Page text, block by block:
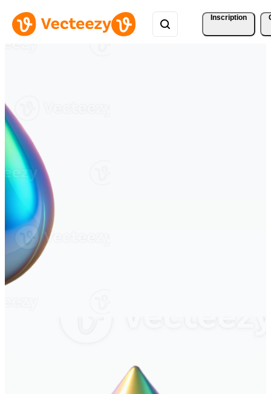
Inscription